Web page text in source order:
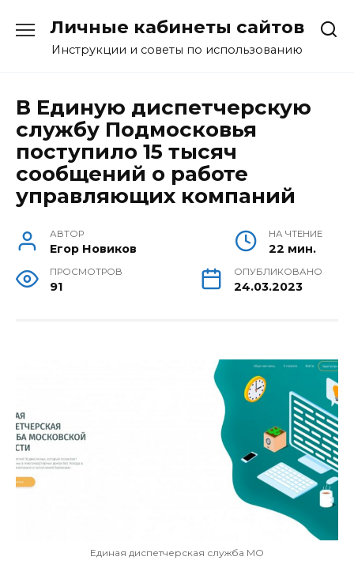
содержанию
Личные кабинеты сайтов
Инструкции и советы по использованию
В Единую диспетчерскую
службу Подмосковья
поступило 15 тысяч
сообщений о работе
управляющих компаний
АВТОР
Егор Новиков
НА ЧТЕНИЕ
22 мин.
ПРОСМОТРОВ
91
ОПУБЛИКОВАНО
24.03.2023
Единая диспетчерская служба МО